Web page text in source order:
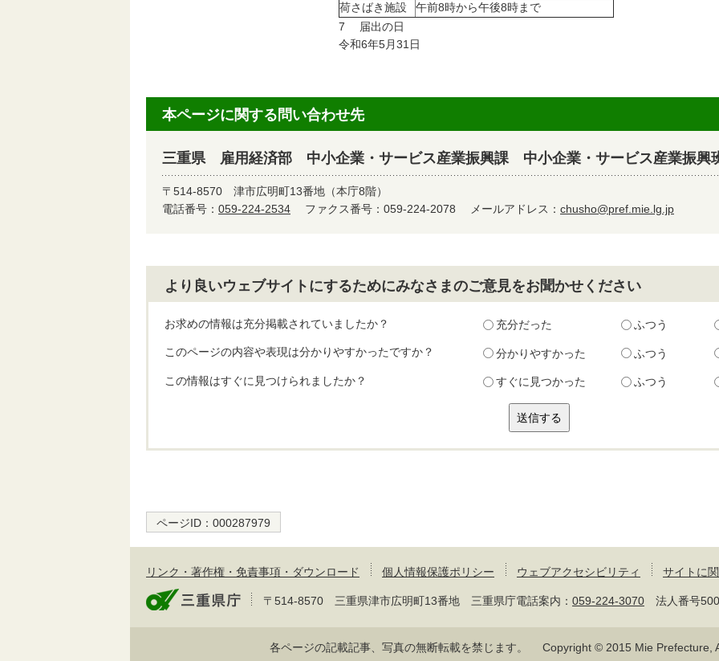
荷さばき施設
午前8時から午後8時まで
7 届出の日
令和6年5月31日
本ページに関する問い合わせ先
三重県 雇用経済部 中小企業・サービス産業振興課 中小企業・サービス産業振興
〒514-8570 津市広明町13番地（本庁8階）
電話番号： 059-224-2534 ファクス番号：059-224-2078 メールアドレス： chusho@pref.mie.lg.jp
より良いウェブサイトにするためにみなさまのご意見をお聞かせください
お求めの情報は充分掲載されていましたか？ 充分だった ふつう
このページの内容や表現は分かりやすかったですか？ 分かりやすかった ふつう
この情報はすぐに見つけられましたか？ すぐに見つかった ふつう
ページID： 000287979
リンク・著作権・免責事項・ダウンロード 個人情報保護ポリシー ウェブアクセシビリティ サイトに
〒514-8570 三重県津市広明町13番地 三重県庁電話案内： 059-224-3070 法人番号
各ページの記載記事、写真の無断転載を禁じます。 Copyright © 2015 Mie Prefecture,